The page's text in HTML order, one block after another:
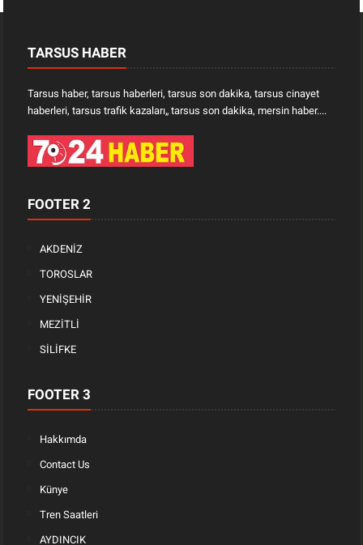
TARSUS HABER
Tarsus haber, tarsus haberleri, tarsus son dakika, tarsus cinayet
haberleri, tarsus trafik kazaları„ tarsus son dakika, mersin haber....
FOOTER 2
AKDENİZ
TOROSLAR
YENİŞEHİR
MEZİTLİ
SİLİFKE
FOOTER 3
Hakkımda
Contact Us
Künye
Tren Saatleri
AYDINCIK